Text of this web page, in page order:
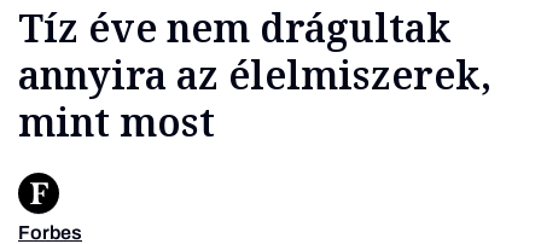
Tíz éve nem drágultak
annyira az élelmiszerek,
mint most
Forbes